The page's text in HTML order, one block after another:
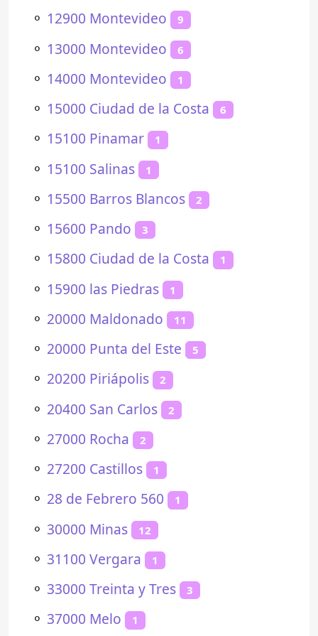
⚬ 12900 Montevideo 9
⚬ 13000 Montevideo 6
⚬ 14000 Montevideo 1
⚬ 15000 Ciudad de la Costa 6
⚬ 15100 Pinamar 1
⚬ 15100 Salinas 1
⚬ 15500 Barros Blancos 2
⚬ 15600 Pando 3
⚬ 15800 Ciudad de la Costa 1
⚬ 15900 las Piedras 1
⚬ 20000 Maldonado 11
⚬ 20000 Punta del Este 5
⚬ 20200 Piriápolis 2
⚬ 20400 San Carlos 2
⚬ 27000 Rocha 2
⚬ 27200 Castillos 1
⚬ 28 de Febrero 560 1
⚬ 30000 Minas 12
⚬ 31100 Vergara 1
⚬ 33000 Treinta y Tres 3
⚬ 37000 Melo 1